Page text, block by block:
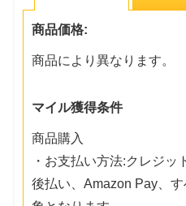
商品価格:
商品により異なります。
マイル獲得条件
商品購入
・お支払い方法:クレジッ
後払い、Amazon Pay、